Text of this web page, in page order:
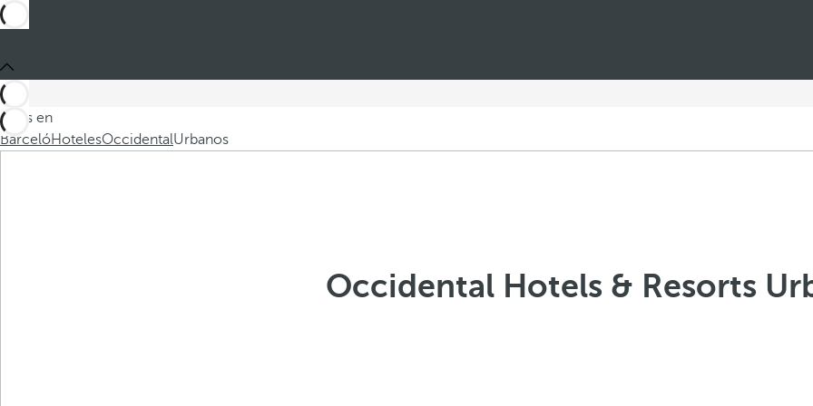
Estás en
BarcelóHotelesOccidentalUrbanos
Occidental Hotels & Resorts